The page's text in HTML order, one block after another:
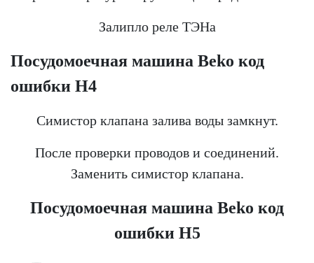
Залипло реле ТЭНа
Посудомоечная машина Beko код
ошибки Н4
Симистор клапана залива воды замкнут.
После проверки проводов и соединений.
Заменить симистор клапана.
Посудомоечная машина Beko код
ошибки Н5